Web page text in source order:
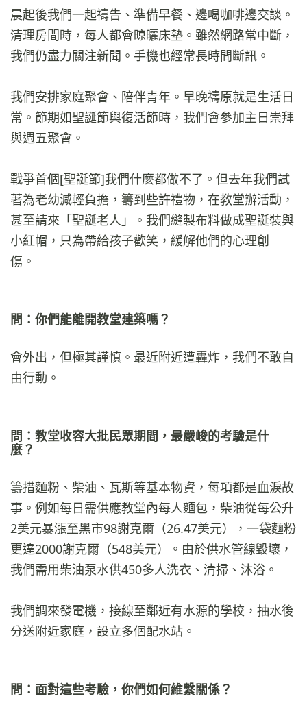
晨起後我們一起禱告、準備早餐、邊喝咖啡邊交談。
清理房間時，每人都會晾曬床墊。雖然網路常中斷，
我們仍盡力關注新聞。手機也經常長時間斷訊。
我們安排家庭聚會、陪伴青年。早晚禱原就是生活日
常。節期如聖誕節與復活節時，我們會參加主日崇拜
與週五聚會。
戰爭首個[聖誕節]我們什麼都做不了。但去年我們試
著為老幼減輕負擔，籌到些許禮物，在教堂辦活動，
甚至請來「聖誕老人」。我們縫製布料做成聖誕裝與
小紅帽，只為帶給孩子歡笑，緩解他們的心理創
傷。
問：你們能離開教堂建築嗎？
會外出，但極其謹慎。最近附近遭轟炸，我們不敢自
由行動。
問：教堂收容大批民眾期間，最嚴峻的考驗是什
麼？
籌措麵粉、柴油、瓦斯等基本物資，每項都是血淚故
事。例如每日需供應教堂內每人麵包，柴油從每公升
2美元暴漲至黑市98謝克爾（26.47美元），一袋麵粉
更達2000謝克爾（548美元）。由於供水管線毀壞，
我們需用柴油泵水供450多人洗衣、清掃、沐浴。
我們調來發電機，接線至鄰近有水源的學校，抽水後
分送附近家庭，設立多個配水站。
問：面對這些考驗，你們如何維繫關係？